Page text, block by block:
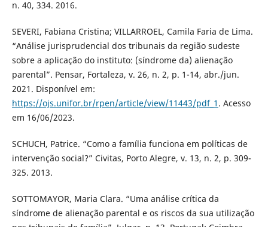
n. 40, 334. 2016.
SEVERI, Fabiana Cristina; VILLARROEL, Camila Faria de Lima.
“Análise jurisprudencial dos tribunais da região sudeste
sobre a aplicação do instituto: (síndrome da) alienação
parental”. Pensar, Fortaleza, v. 26, n. 2, p. 1-14, abr./jun.
2021. Disponível em:
https://ojs.unifor.br/rpen/article/view/11443/pdf_1 . Acesso
em 16/06/2023.
SCHUCH, Patrice. “Como a família funciona em políticas de
intervenção social?” Civitas, Porto Alegre, v. 13, n. 2, p. 309-
325. 2013.
SOTTOMAYOR, Maria Clara. “Uma análise crítica da
síndrome de alienação parental e os riscos da sua utilização